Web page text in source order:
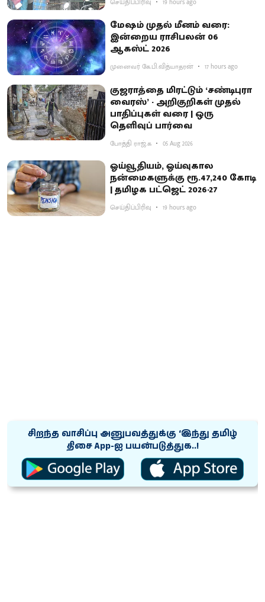
செய்திப்பிரிவு 19 hours ago
மேஷம் முதல் மீனம் வரை:
இன்றைய ராசிபலன் 06
ஆகஸ்ட் 2026
முனைவர் கே.பி.வித்யாதரன் 17 hours ago
குஜராத்தை மிரட்டும் ‘சண்டிபுரா
வைரஸ்’ - அறிகுறிகள் முதல்
பாதிப்புகள் வரை | ஒரு
தெளிவுப் பார்வை
போத்தி ராஜ்.க 05 Aug 2026
ஓய்வூதியம், ஓய்வுகால
நன்மைகளுக்கு ரூ.47,240 கோடி
| தமிழக பட்ஜெட் 2026-27
செய்திப்பிரிவு 19 hours ago
சிறந்த வாசிப்பு அனுபவத்துக்கு ‘இந்து தமிழ்
திசை App-ஐ பயன்படுத்துக..!